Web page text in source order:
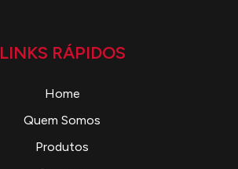
LINKS RÁPIDOS
Home
Quem Somos
Produtos